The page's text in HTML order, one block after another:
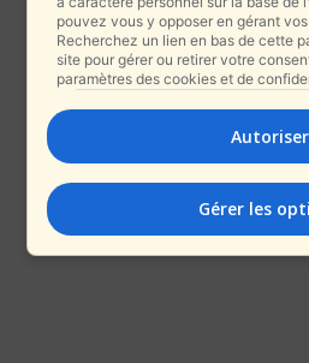
pouvez vous y opposer en gérant
Recherchez un lien en bas de cette
site pour gérer ou retirer votre
paramètres des cookies et de
Autoriser
Gérer les